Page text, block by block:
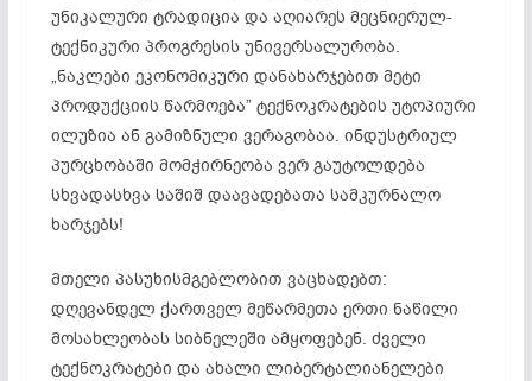
უნიკალური ტრადიცია და აღიარეს მეცნიერულ-
ტექნიკური პროგრესის უნივერსალურობა.
„ნაკლები ეკონომიკური დანახარჯებით მეტი
პროდუქციის წარმოება” ტექნოკრატების უტოპიური
ილუზია ან გამიზნული ვერაგობაა. ინდუსტრიულ
პურცხობაში მომჭირნეობა ვერ გაუტოლდება
სხვადასხვა საშიშ დაავადებათა სამკურნალო
ხარჯებს!
მთელი პასუხისმგებლობით ვაცხადებთ:
დღევანდელ ქართველ მეწარმეთა ერთი ნაწილი
მოსახლეობას სიბნელეში ამყოფებენ. ძველი
ტექნოკრატები და ახალი ლიბერტალიანელები